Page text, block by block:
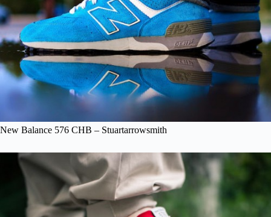
New Balance 576 CHB – Stuartarrowsmith